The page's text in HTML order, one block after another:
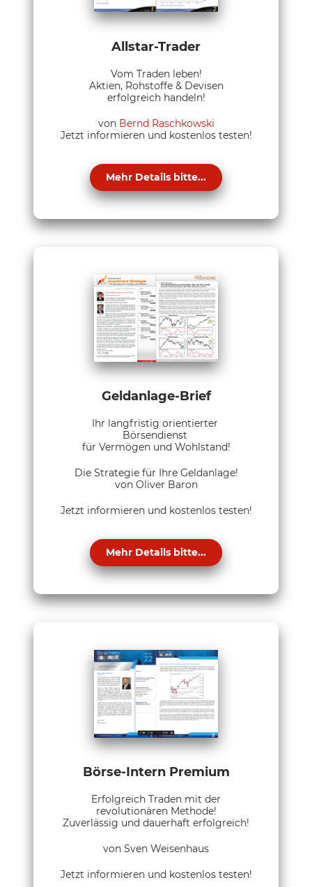
Allstar-Trader
Vom Traden leben!
Aktien, Rohstoffe & Devisen
erfolgreich handeln!
von Bernd Raschkowski
Jetzt informieren und kostenlos testen!
Mehr Details bitte...
Geldanlage-Brief
Ihr langfristig orientierter
Börsendienst
für Vermögen und Wohlstand!
Die Strategie für Ihre Geldanlage!
von Oliver Baron
Jetzt informieren und kostenlos testen!
Mehr Details bitte...
Börse-Intern Premium
Erfolgreich Traden mit der
revolutionären Methode!
Zuverlässig und dauerhaft erfolgreich!
von Sven Weisenhaus
Jetzt informieren und kostenlos testen!